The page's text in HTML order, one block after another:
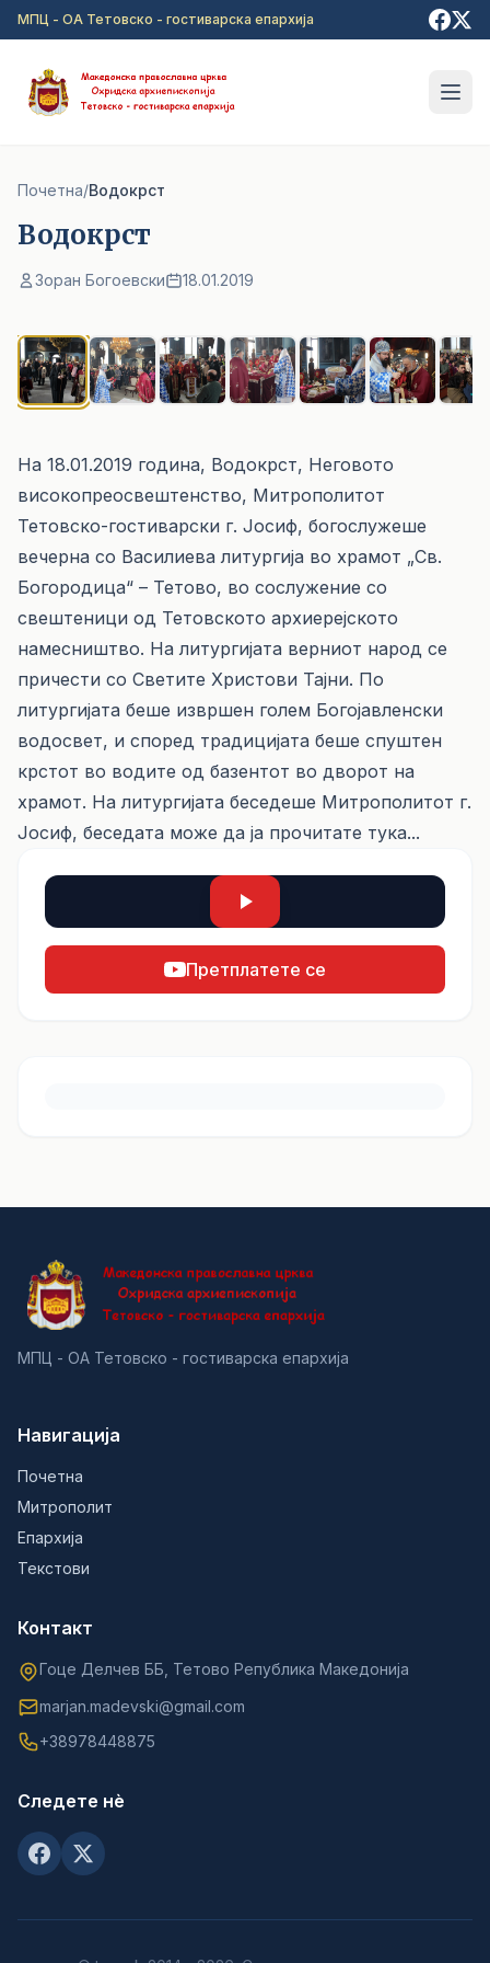
Прејди на главна содржина
МПЦ - ОА Тетовско - гостиварска епархија
Почетна/Водокрст
Водокрст
Зоран Богоевски 18.01.2019
На 18.01.2019 година, Водокрст, Неговото
високопреосвештенство, Митрополитот
Тетовско-гостиварски г. Јосиф, богослужеше
вечерна со Василиева литургија во храмот „Св.
Богородица“ – Тетово, во сослужение со
свештеници од Тетовското архиерејското
намесништво. На литургијата верниот народ се
причести со Светите Христови Тајни. По
литургијата беше извршен голем Богојавленски
водосвет, и според традицијата беше спуштен
крстот во водите од базентот во дворот на
храмот. На литургијата беседеше Митрополитот г.
Јосиф, беседата може да ја прочитате тука...
Претплатете се
МПЦ - ОА Тетовско - гостиварска епархија
Навигација
Почетна
Митрополит
Епархија
Текстови
Контакт
Гоце Делчев ББ, Тетово Република Македонија
marjan.madevski@gmail.com
+38978448875
Следете нè